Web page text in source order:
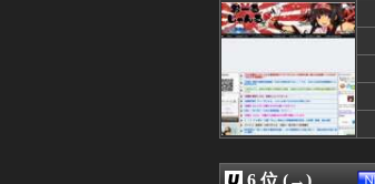
08/08 17:00
08/08 17:00
08/08 17:00
08/08 17:00
08/08 17:00
08/08 17:00
08/08 17:00
6 位 (→)